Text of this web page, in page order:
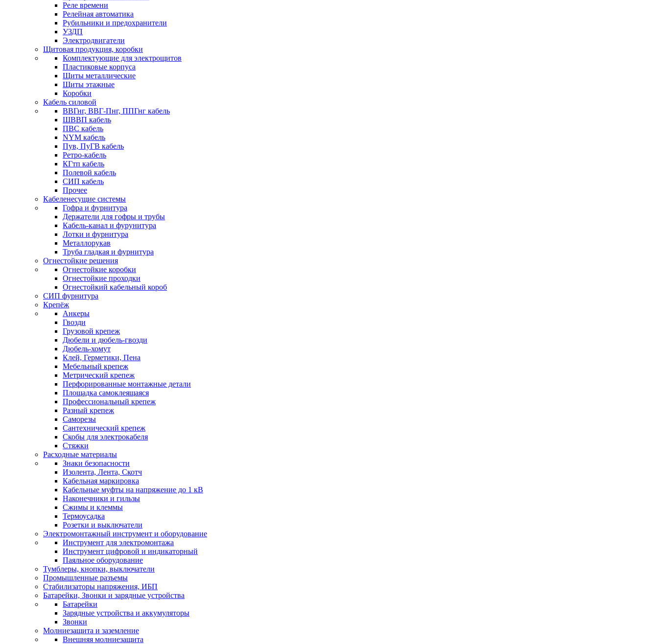
Реле времени
Релейная автоматика
Рубильники и предохранители
УЗДП
Электродвигатели
Щитовая продукция, коробки
Комплектующие для электрощитов
Пластиковые корпуса
Щиты металлические
Щиты этажные
Коробки
Кабель силовой
ВВГнг, ВВГ-Пнг, ППГнг кабель
ШВВП кабель
ПВС кабель
NYM кабель
Пув, ПуГВ кабель
Ретро-кабель
КГтп кабель
Полевой кабель
СИП кабель
Прочее
Кабеленесущие системы
Гофра и фурнитура
Держатели для гофры и трубы
Кабель-канал и фурунитура
Лотки и фурнитура
Металлорукав
Труба гладкая и фурнитура
Огнестойкие решения
Огнестойкие коробки
Огнестойкие проходки
Огнестойкий кабельный короб
СИП фурнитура
Крепёж
Анкеры
Гвозди
Грузовой крепеж
Дюбели и дюбель-гвозди
Дюбель-хомут
Клей, Герметики, Пена
Мебельный крепеж
Метрический крепеж
Перфорированные монтажные детали
Площадка самоклеящаяся
Профессиональный крепеж
Разный крепеж
Саморезы
Сантехнический крепеж
Скобы для электрокабеля
Стяжки
Расходные материалы
Знаки безопасности
Изолента, Лента, Скотч
Кабельная маркировка
Кабельные муфты на напряжение до 1 кВ
Наконечники и гильзы
Сжимы и клеммы
Термоусадка
Розетки и выключатели
Электромонтажный инструмент и оборудование
Инструмент для электромонтажа
Инструмент цифровой и индикаторный
Паяльное оборудование
Тумблеры, кнопки, выключатели
Промышленные разъемы
Стабилизаторы напряжения, ИБП
Батарейки, Звонки и зарядные устройства
Батарейки
Зарядные устройства и аккумуляторы
Звонки
Молниезащита и заземление
Внешняя молниезащита